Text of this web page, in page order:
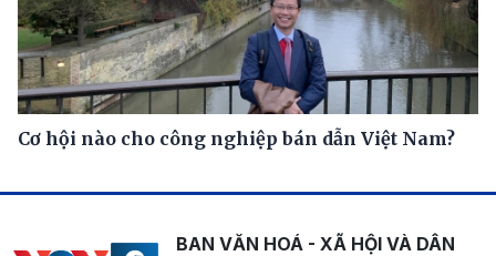
Cơ hội nào cho công nghiệp bán dẫn Việt Nam?
BAN VĂN HOÁ - XÃ HỘI VÀ DÂN